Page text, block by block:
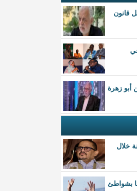
قانون
أبو زهرة
خلال
بشواطئ